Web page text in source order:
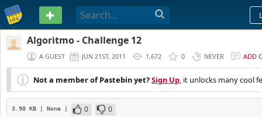
PASTEBIN
Algoritmo - Challenge 12
A GUEST JUN 21ST, 2011 1,672 0 NEVER ADD
Not a member of Pastebin yet?Sign Up, it unlocks many cool
3.90 KB | None | 0
0